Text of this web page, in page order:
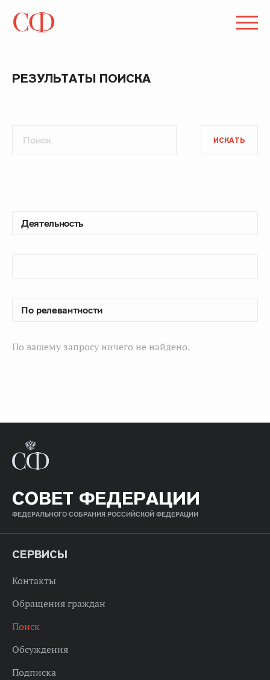
РЕЗУЛЬТАТЫ ПОИСКА
ИСКАТЬ
По вашему запросу ничего не найдено.
СОВЕТ ФЕДЕРАЦИИ
ФЕДЕРАЛЬНОГО СОБРАНИЯ РОССИЙСКОЙ ФЕДЕРАЦИИ
СЕРВИСЫ
Контакты
Обращения граждан
Поиск
Обсуждения
Подписка